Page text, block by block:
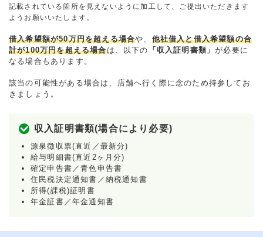
記載されている箇所を見えないように加工して、ご提出いただきます
ようお願いいたします。
借入希望額が50万円を超える場合や、 他社借入と借入希望額の合
計が100万円を超える場合は、以下の 「収入証明書類」が必要に
なる場合もあります。
該当の可能性がある場合は、店舗へ行く際に念のため持参してお
きましょう。
収入証明書類(場合により必要)
源泉徴収票(直近／最新分)
給与明細書(直近2ヶ月分)
確定申告書／青色申告書
住民税決定通知書／納税通知書
所得(課税)証明書
年金証書／年金通知書